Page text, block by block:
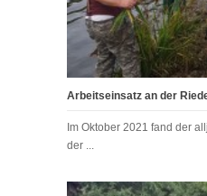
Arbeitseinsatz an der
Im Oktober 2021 fand der
der ...